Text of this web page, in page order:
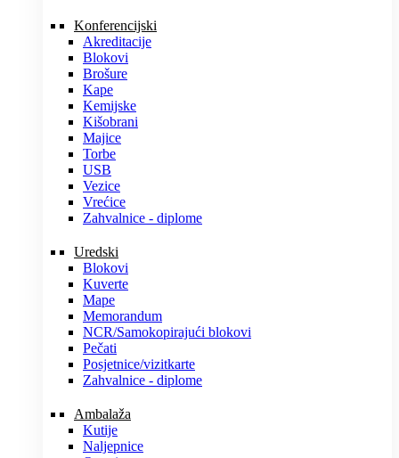
Konferencijski
Akreditacije
Blokovi
Brošure
Kape
Kemijske
Kišobrani
Majice
Torbe
USB
Vezice
Vrećice
Zahvalnice - diplome
Uredski
Blokovi
Kuverte
Mape
Memorandum
NCR/Samokopirajući blokovi
Pečati
Posjetnice/vizitkarte
Zahvalnice - diplome
Ambalaža
Kutije
Naljepnice